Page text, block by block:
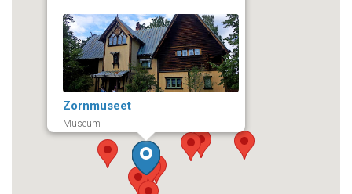
Zornmuseet
Museum